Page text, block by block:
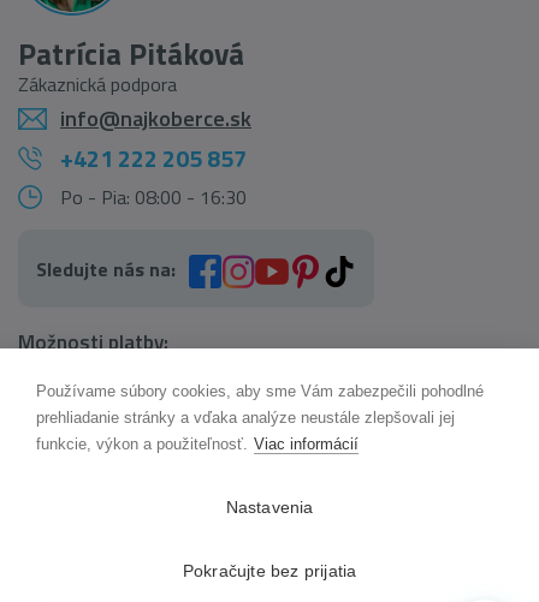
Patrícia Pitáková
Zákaznická podpora
info@najkoberce.sk
+421 222 205 857
Po - Pia: 08:00 - 16:30
Sledujte nás na:
Možnosti platby:
Používame súbory cookies, aby sme Vám zabezpečili pohodlné
prehliadanie stránky a vďaka analýze neustále zlepšovali jej
funkcie, výkon a použiteľnosť. Viac informácií
Nastavenia
Pokračujte bez prijatia
AI pomocník Maxík
Online